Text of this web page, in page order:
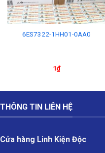
6ES7322-1HH01-0AA0
1₫
THÔNG TIN LIÊN HỆ
Cửa hàng Linh Kiện Độc